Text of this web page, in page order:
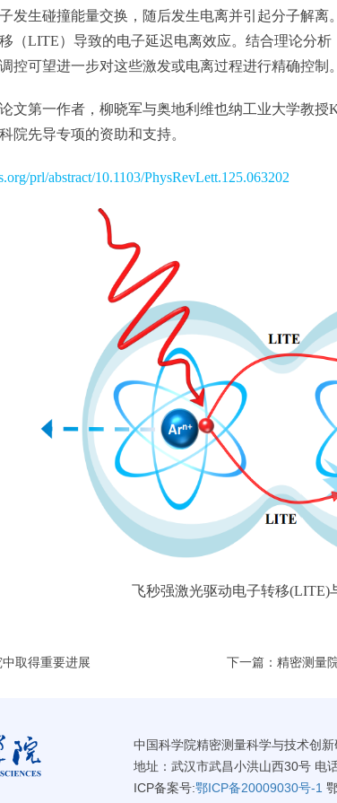
发生碰撞能量交换，随后发生电离并引起分子解
（LITE）导致的电子延迟电离效应。结合理论分
控可望进一步对这些激发或电离过程进行精确控制。
第一作者，柳晓军与奥地利维也纳工业大学教授
院先导专项的资助和支持。
prl/abstract/10.1103/PhysRevLett.125.063202
飞秒强激光驱动电子转移(LITE)
取得重要进展 下一篇：精密测量
中国科学院精密测量科学与技术创新
地址：武汉市武昌小洪山西30号 电
ICP备案号:鄂ICP备20009030号-1